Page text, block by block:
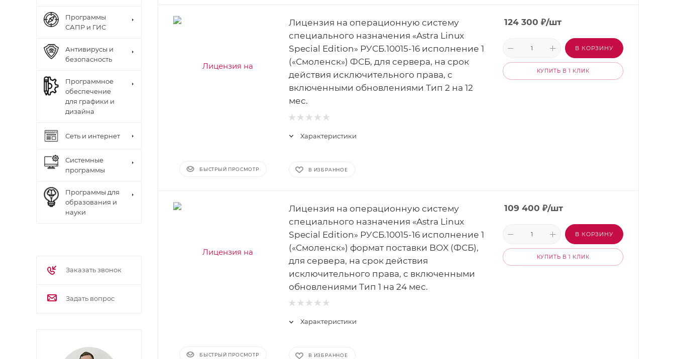
БЫСТРЫЙ ПРОСМОТР
Лицензия на операционную систему
специального назначения «Astra Linux
Special Edition» РУСБ.10015-16 исполнение 1
(«Смоленск») ФСБ, для сервера, на срок
действия исключительного права, с
включенными обновлениями Тип 2 на 12
мес.
Характеристики
В ИЗБРАННОЕ
124 300 ₽/шт
В КОРЗИНУ
КУПИТЬ В 1 КЛИК
БЫСТРЫЙ ПРОСМОТР
Лицензия на операционную систему
специального назначения «Astra Linux
Special Edition» РУСБ.10015-16 исполнение 1
(«Смоленск») формат поставки BOX (ФСБ),
для сервера, на срок действия
исключительного права, с включенными
обновлениями Тип 1 на 24 мес.
Характеристики
В ИЗБРАННОЕ
109 400 ₽/шт
В КОРЗИНУ
КУПИТЬ В 1 КЛИК
Программы
САПР и ГИС
Антивирусы и
безопасность
Программное
обеспечение
для графики и
дизайна
Сеть и интернет
Системные
программы
Программы для
образования и
науки
Заказать звонок
Задать вопрос